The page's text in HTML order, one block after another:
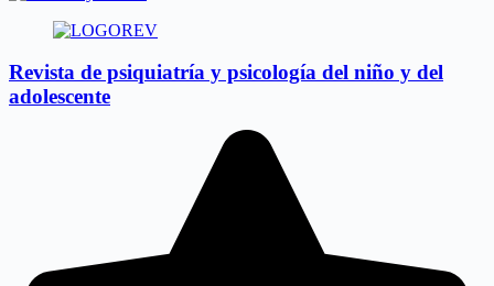
Revista de psiquiatría y psicología del niño y del
adolescente